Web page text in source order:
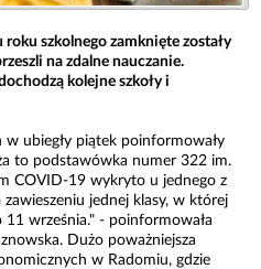
szkolnego zamknięte zostały
na zdalne nauczanie.
kolejne szkoły i
ubiegły piątek poinformowały
to podstawówka numer 322 im.
COVID-19 wykryto u jednego z
jednej klasy, w której
września." - poinformowała
Dużo poważniejsza
w Radomiu, gdzie